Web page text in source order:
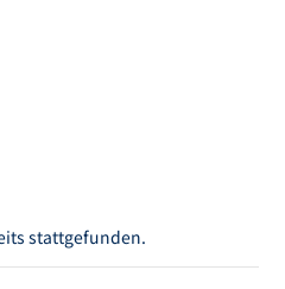
stattgefunden.